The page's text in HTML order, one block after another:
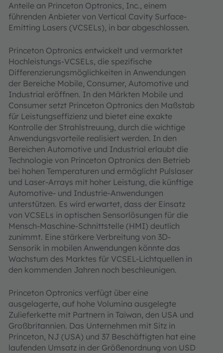
Anteile an Princeton Optronics, Inc., einem
führenden Anbieter von Vertical Cavity Surface-
Emitting Lasers (VCSELs), in bar abgeschlossen.
Princeton Optronics entwickelt und vermarktet
Hochleistungs-VCSELs, die spezifische
Differenzierungsmöglichkeiten in Anwendungen
der Bereiche Mobile, Consumer, Automotive und
Industrial eröffnen. In den Märkten Mobile und
Consumer setzt Princeton Optronics den Maßstab
für Leistungseffizienz und bietet eine exakte
Kontrolle der Strahlstreuung, durch die wichtige
Anwendungsvorteile realisiert werden. In den
Bereichen Automotive und Industrial erlaubt die
Technologie von Princeton Optronics den Betrieb
bei hohen Temperaturen und ermöglicht Pulslaser
und Laser-Arrays mit hoher Leistung, die künftige
Automotive- und Industrie-Anwendungen
unterstützen. Es wird erwartet, dass der Einsatz
von VCSELs in optischen Sensorlösungen für die
Mensch-Maschine-Schnittstelle (HMI) deutlich
zunimmt. Eine stärkere Verbreitung von 3D-
Sensorik in mobilen Anwendungen könnte das
Wachstum des Marktes für VCSEL-Lichtquellen in
den kommenden Jahren noch beschleunigen.
Princeton Optronics verfügt über eine
ausgelagerte, auf hohe Volumina ausgelegte
Zulieferkette mit Partnern in Taiwan, den USA und
Großbritannien. Das Unternehmen mit Sitz in
Princeton, NJ (USA) und 37 Beschäftigten hat eine
laufenden Umsatz in der Größenordnung von USD